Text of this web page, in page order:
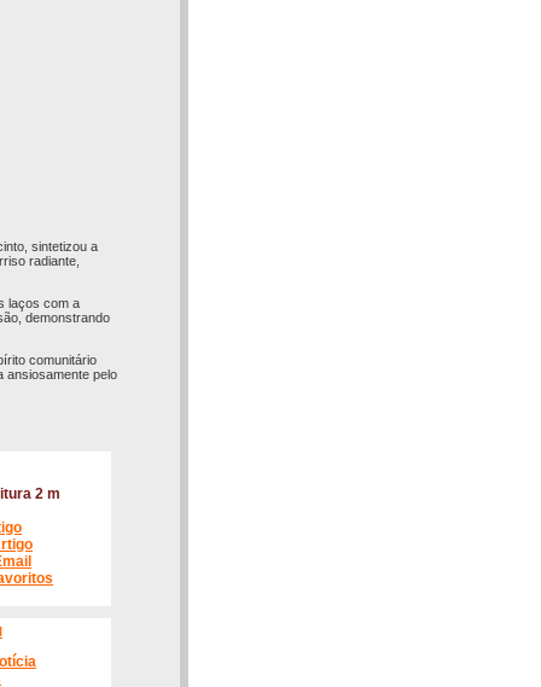
sintetizou a
radiante,
laços com a
demonstrando
comunitário
ansiosamente pelo
2 m